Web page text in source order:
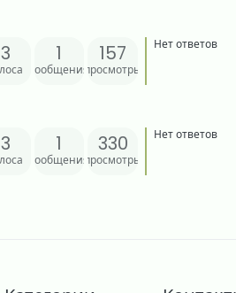
3 1
сообщения
157
просмотры
Нет ответов
3 1
сообщения
330
просмотры
Нет ответов